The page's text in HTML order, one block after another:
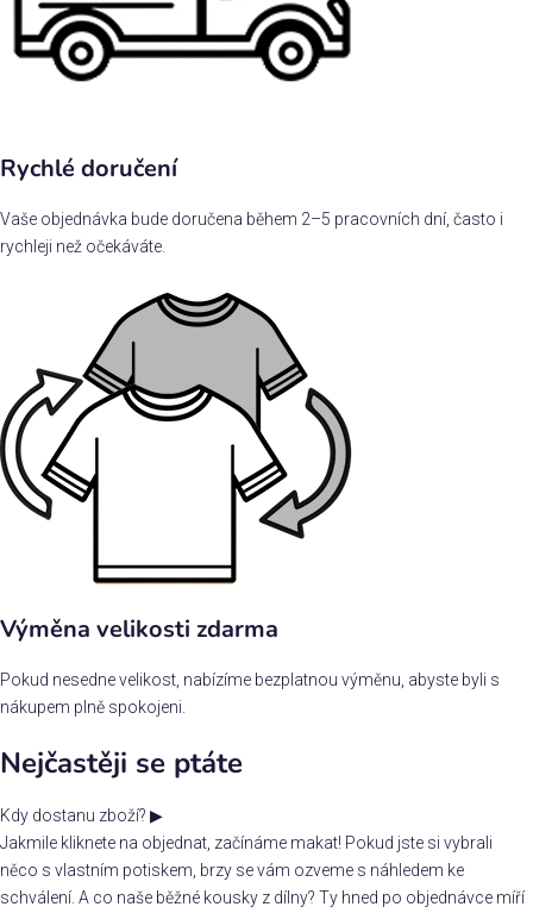
Rychlé doručení
Vaše objednávka bude doručena během 2–5 pracovních dní, často i
rychleji než očekáváte.
Výměna velikosti zdarma
Pokud nesedne velikost, nabízíme bezplatnou výměnu, abyste byli s
nákupem plně spokojeni.
Nejčastěji se ptáte
Kdy dostanu zboží? ▶
Jakmile kliknete na objednat, začínáme makat! Pokud jste si vybrali
něco s vlastním potiskem, brzy se vám ozveme s náhledem ke
schválení. A co naše běžné kousky z dílny? Ty hned po objednávce míří